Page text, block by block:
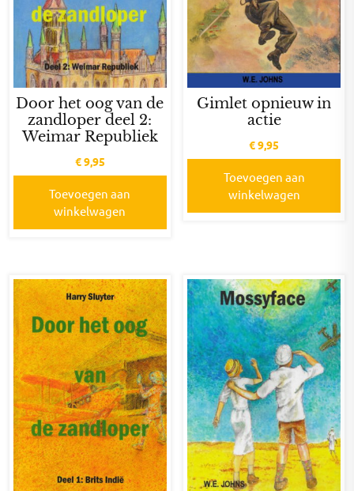
Door het oog van de
zandloper deel 2:
Weimar Republiek
€9,95
Toevoegen aan
winkelwagen
Gimlet opnieuw in
actie
€9,95
Toevoegen aan
winkelwagen